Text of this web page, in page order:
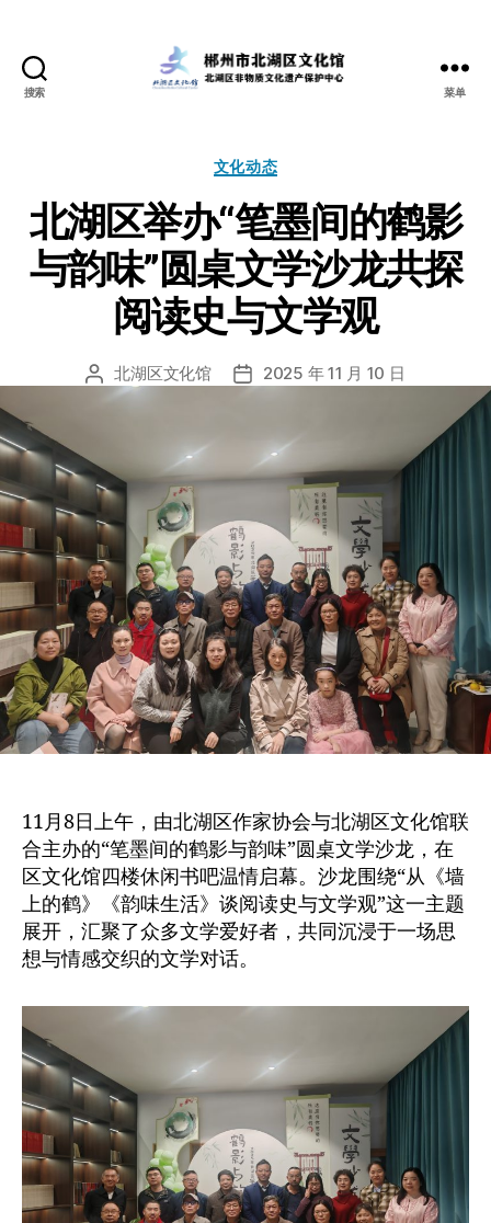
搜索
数
字
文
化
馆
菜单
分
文化动态
北湖区举办“笔墨间的鹤影
与韵味”圆桌文学沙龙共探
阅读史与文学观
文 北湖区文化馆
发 2025 年 11 月 10 日
11月8日上午，由北湖区作家协会与北湖区文化馆联
合主办的“笔墨间的鹤影与韵味”圆桌文学沙龙，在
区文化馆四楼休闲书吧温情启幕。沙龙围绕“从《墙
上的鹤》《韵味生活》谈阅读史与文学观”这一主题
展开，汇聚了众多文学爱好者，共同沉浸于一场思
想与情感交织的文学对话。